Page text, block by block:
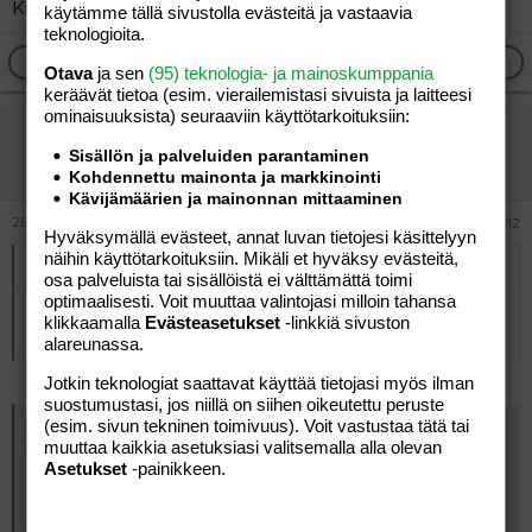
Kiitti infosta. :flower: Täälä sitä aina oppii uutta.
Ilmoita asiaton viesti
Vieras
26.10.2025 #12
Alkuperäinen kirjoittajaCinnamon Lee:
Mitkä juhlat? Missä? Onko tää joku uus juttu, kun en oo
ennen kuullu? Miten tätä vietetään?
Toimittaja Maarit Tastula kertoo Köyhää väkeä -kirjassaan keskipohjalaisten siirtolaisuustarinoita | Keskipohjanmaa
Keskipohjanmaalla parhaillaan vierailevan Tastulan
kirjassa on paljon Kaustiselta ja Vetelistä lähteneiden
käytämme tällä sivustolla evästeitä ja vastaavia
teknologioita.
Otavaja sen (95) teknologia- ja mainoskumppania
keräävät tietoa (esim. vierailemis­tasi sivuista ja laitteesi
ominaisuuk­sista) seuraaviin käyttötarkoituksiin:
Sisällön ja palveluiden parantaminen
Kohdennettu mainonta ja markkinointi
Kävijämäärien ja mainonnan mittaaminen
Hyväksymällä evästeet, annat luvan tietojesi käsittelyyn
näihin käyttötarkoituksiin. Mikäli et hyväksy evästeitä,
osa palveluista tai sisällöistä ei välttämättä toimi
optimaalisesti. Voit muuttaa valintojasi milloin tahansa
klikkaamalla Evästeasetukset -linkkiä sivuston
alareunassa.
Jotkin teknologiat saattavat käyttää tietojasi myös ilman
suostumustasi, jos niillä on siihen oikeutettu peruste
(esim. sivun tekninen toimivuus). Voit vastustaa tätä tai
muuttaa kaikkia asetuksiasi valitsemalla alla olevan
Asetukset -painikkeen.